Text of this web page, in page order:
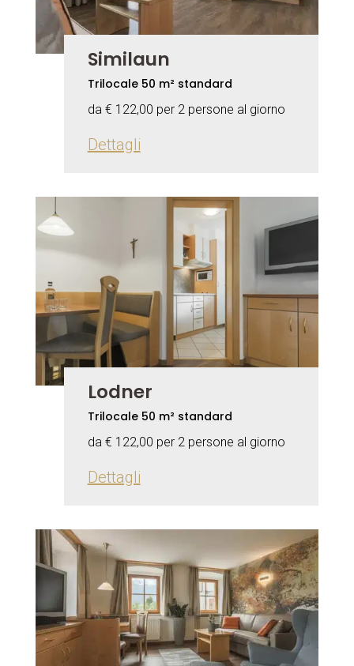
Similaun
Trilocale 50 m² standard
da € 122,00 per 2 persone al giorno
Dettagli
Lodner
Trilocale 50 m² standard
da € 122,00 per 2 persone al giorno
Dettagli